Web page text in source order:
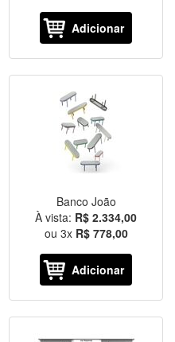
Adicionar
Banco João
À vista: R$ 2.334,00
ou 3x R$ 778,00
Adicionar